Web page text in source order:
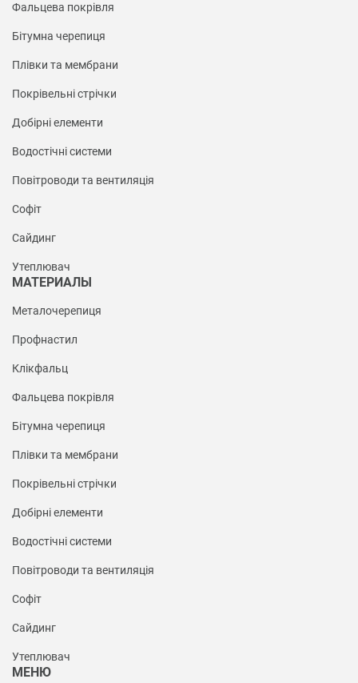
Фальцева покрівля
Бітумна черепиця
Плівки та мембрани
Покрівельні стрічки
Добірні елементи
Водостічні системи
Повітроводи та вентиляція
Софіт
Сайдинг
Утеплювач
МАТЕРИАЛЫ
Металочерепиця
Профнастил
Клікфальц
Фальцева покрівля
Бітумна черепиця
Плівки та мембрани
Покрівельні стрічки
Добірні елементи
Водостічні системи
Повітроводи та вентиляція
Софіт
Сайдинг
Утеплювач
МЕНЮ